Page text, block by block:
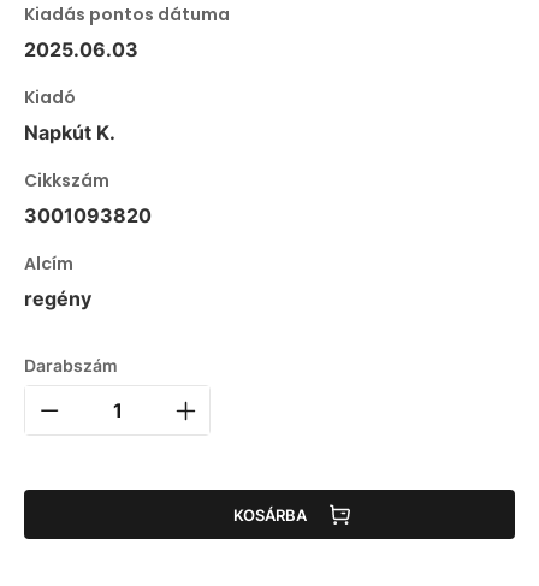
Kiadás pontos dátuma
2025.06.03
Kiadó
Napkút K.
Cikkszám
3001093820
Alcím
regény
Darabszám
KOSÁRBA